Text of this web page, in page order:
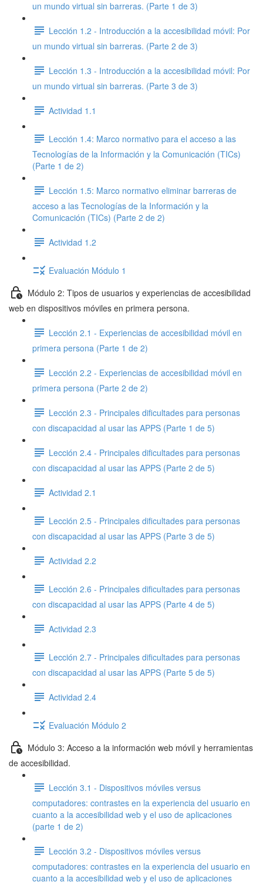
un mundo virtual sin barreras. (Parte 1 de 3)
Lección 1.2 - Introducción a la accesibilidad móvil: Por
un mundo virtual sin barreras. (Parte 2 de 3)
Lección 1.3 - Introducción a la accesibilidad móvil: Por
un mundo virtual sin barreras. (Parte 3 de 3)
Actividad 1.1
Lección 1.4: Marco normativo para el acceso a las
Tecnologías de la Información y la Comunicación (TICs)
(Parte 1 de 2)
Lección 1.5: Marco normativo eliminar barreras de
acceso a las Tecnologías de la Información y la
Comunicación (TICs) (Parte 2 de 2)
Actividad 1.2
Evaluación Módulo 1
Módulo 2: Tipos de usuarios y experiencias de accesibilidad
web en dispositivos móviles en primera persona.
Lección 2.1 - Experiencias de accesibilidad móvil en
primera persona (Parte 1 de 2)
Lección 2.2 - Experiencias de accesibilidad móvil en
primera persona (Parte 2 de 2)
Lección 2.3 - Principales dificultades para personas
con discapacidad al usar las APPS (Parte 1 de 5)
Lección 2.4 - Principales dificultades para personas
con discapacidad al usar las APPS (Parte 2 de 5)
Actividad 2.1
Lección 2.5 - Principales dificultades para personas
con discapacidad al usar las APPS (Parte 3 de 5)
Actividad 2.2
Lección 2.6 - Principales dificultades para personas
con discapacidad al usar las APPS (Parte 4 de 5)
Actividad 2.3
Lección 2.7 - Principales dificultades para personas
con discapacidad al usar las APPS (Parte 5 de 5)
Actividad 2.4
Evaluación Módulo 2
Módulo 3: Acceso a la información web móvil y herramientas
de accesibilidad.
Lección 3.1 - Dispositivos móviles versus
computadores: contrastes en la experiencia del usuario en
cuanto a la accesibilidad web y el uso de aplicaciones
(parte 1 de 2)
Lección 3.2 - Dispositivos móviles versus
computadores: contrastes en la experiencia del usuario en
cuanto a la accesibilidad web y el uso de aplicaciones